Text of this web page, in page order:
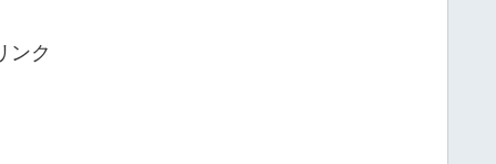
ンク